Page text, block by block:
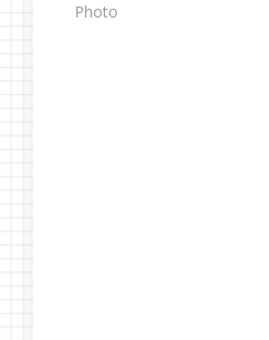
Photo